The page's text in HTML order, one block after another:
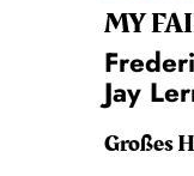
MY
Jay
Großes